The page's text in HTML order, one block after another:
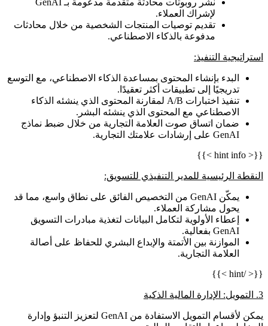
لإشراك العملاء.
تقديم توصيات المنتجات الشخصية من خلال محادثات
مدفوعة بالذكاء الاصطناعي.
استراتيجية التنفيذ:
البدء بإنشاء المحتوى بمساعدة الذكاء الاصطناعي، مع التوسع
تدريجيًا إلى تطبيقات أكثر تعقيدًا.
تنفيذ اختبارات A/B لمقارنة المحتوى الذي ينشئه الذكاء
الاصطناعي مع المحتوى الذي ينشئه البشر.
ضمان اتساق صوت العلامة التجارية من خلال ضبط نماذج
GenAI على إرشادات علامتك التجارية.
{{< hint info >}}
النقطة الرئيسية للمدير التنفيذي للتسويق:
يمكّن GenAI من التخصيص الفائق على نطاق واسع، مما قد
يحول مشاركة العملاء.
إعطاء الأولوية لتكامل البيانات لتغذية مبادرات التسويق
GenAI بفعالية.
الموازنة بين الأتمتة والإبداع البشري للحفاظ على أصالة
العلامة التجارية.
{{< /hint >}}
3. التمويل: الإدارة المالية الذكية
يمكن لأقسام التمويل الاستفادة من GenAI لتعزيز التنبؤ وإدارة